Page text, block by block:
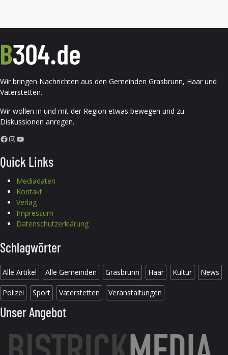
Wir bringen Nachrichten aus den Gemeinden Grasbrunn, Haar und
Vaterstetten.
Wir wollen in und mit der Region etwas bewegen und zu
Diskussionen anregen.
Facebook InstagramYouTube
Quick Links
Mediadaten
Kontakt
Verlag
Impressum
Datenschutzerklärung
Schlagwörter
Alle Artikel Alle Gemeinden Grasbrunn Haar Kultur News
Polizei Sport Vaterstetten Veranstaltungen
Unser Angebot